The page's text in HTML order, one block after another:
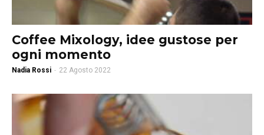
Coffee Mixology, idee gustose per
ogni momento
Nadia Rossi - 22 Agosto 2022